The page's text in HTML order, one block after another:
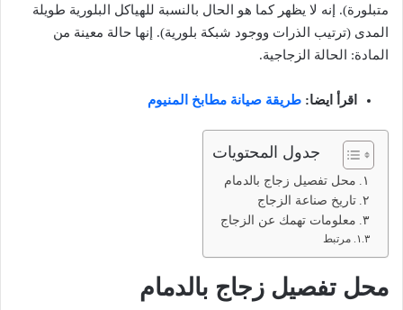
متبلورة). إنه لا يظهر كما هو الحال بالنسبة للهياكل البلورية طويلة
المدى (ترتيب الذرات ووجود شبكة بلورية). إنها حالة معينة من
المادة: الحالة الزجاجية.
اقرأ ايضا: طريقة صيانة مطابخ المنيوم
جدول المحتويات
محل تفصيل زجاج بالدمام
تاريخ صناعة الزجاج
معلومات تهمك عن الزجاج
مرتبط
محل تفصيل زجاج بالدمام